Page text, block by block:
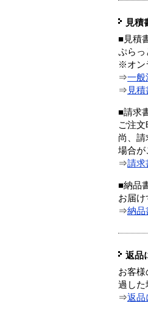
見積
■見積
ぷらっ
※オン
⇒一般
⇒ 見
■請求
ご注
尚、
場合が
⇒請求
■納品
お届け
⇒納品
返品
お客
過した
⇒返品